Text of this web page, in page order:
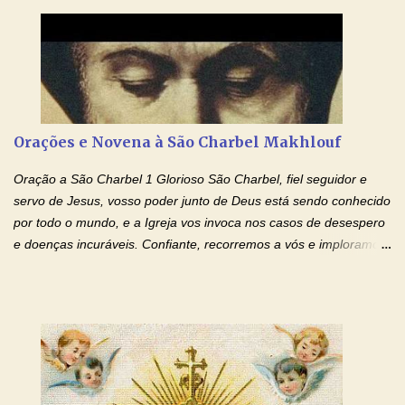
mim o teu fervor, a tua sabedoria e a tua fé. Mostra tua bondade,
ajudando-me e eu me esforçarei para imitar tuas virtudes.
Glória… Amável protetor meu, o estudo geralmente é difícil, duro
e entediante para mim. Tu podes deixar tudo isso mais fácil e
agradável. Espera somente meu chamado. Eu te prometo um
esforço maior em meus estudos e uma vida mais digna de tua
santidade. Glória… Deus, que quiseste atrair tudo a teu unigênito
Filho, que foi crucificado, permite que, pelos méritos e exemplos
de te...
Orações e Novena à São Charbel Makhlouf
Oração a São Charbel 1 Glorioso São Charbel, fiel seguidor e
servo de Jesus, vosso poder junto de Deus está sendo conhecido
por todo o mundo, e a Igreja vos invoca nos casos de desespero
e doenças incuráveis. Confiante, recorremos a vós e imploramos
Queremos sempre lembrar-nos deste favor, da vossa intercessão
e invocar-vos como nosso patrono, para maior glória de Deus e o
bem de nossas almas. São Charbel! Rogai por Nós e por todos
aqueles que invocam o vosso nome e auxílio. Amén. Oração 2 Ó